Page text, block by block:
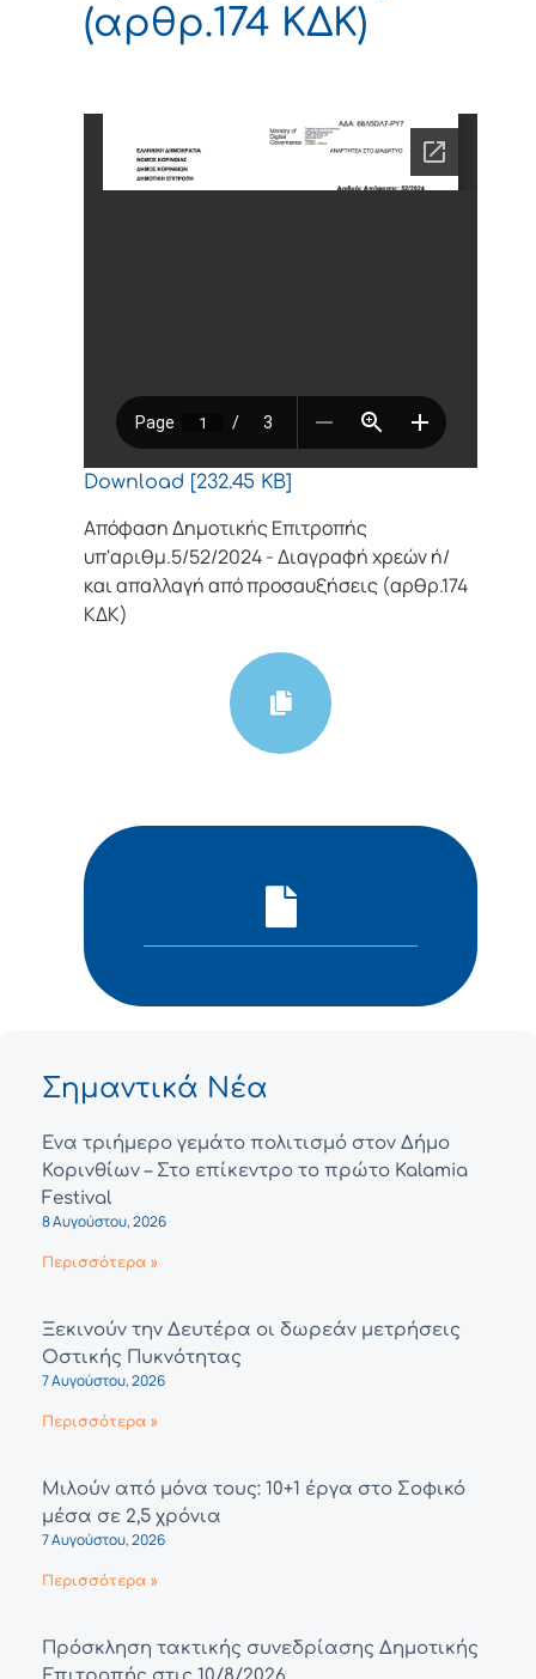
(αρθρ.174 ΚΔΚ)
Download [232.45 KB]
Απόφαση Δημοτικής Επιτροπής
υπ'αριθμ.5/52/2024 - Διαγραφή χρεών ή/
και απαλλαγή από προσαυξήσεις (αρθρ.174
ΚΔΚ)
Σημαντικά Νέα
Ένα τριήμερο γεμάτο πολιτισμό στον Δήμο
Κορινθίων – Στο επίκεντρο το πρώτο Kalamia
Festival
8 Αυγούστου, 2026
Περισσότερα »
Ξεκινούν την Δευτέρα οι δωρεάν μετρήσεις
Οστικής Πυκνότητας
7 Αυγούστου, 2026
Περισσότερα »
Μιλούν από μόνα τους: 10+1 έργα στο Σοφικό
μέσα σε 2,5 χρόνια
7 Αυγούστου, 2026
Περισσότερα »
Πρόσκληση τακτικής συνεδρίασης Δημοτικής